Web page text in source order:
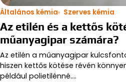
Általános kémia Szerves kémia
Az etilén és a kettős
műanyagipar számára?
Az etilén a műanyagipar
hiszen kettős kötése révén
például polietilénné.…